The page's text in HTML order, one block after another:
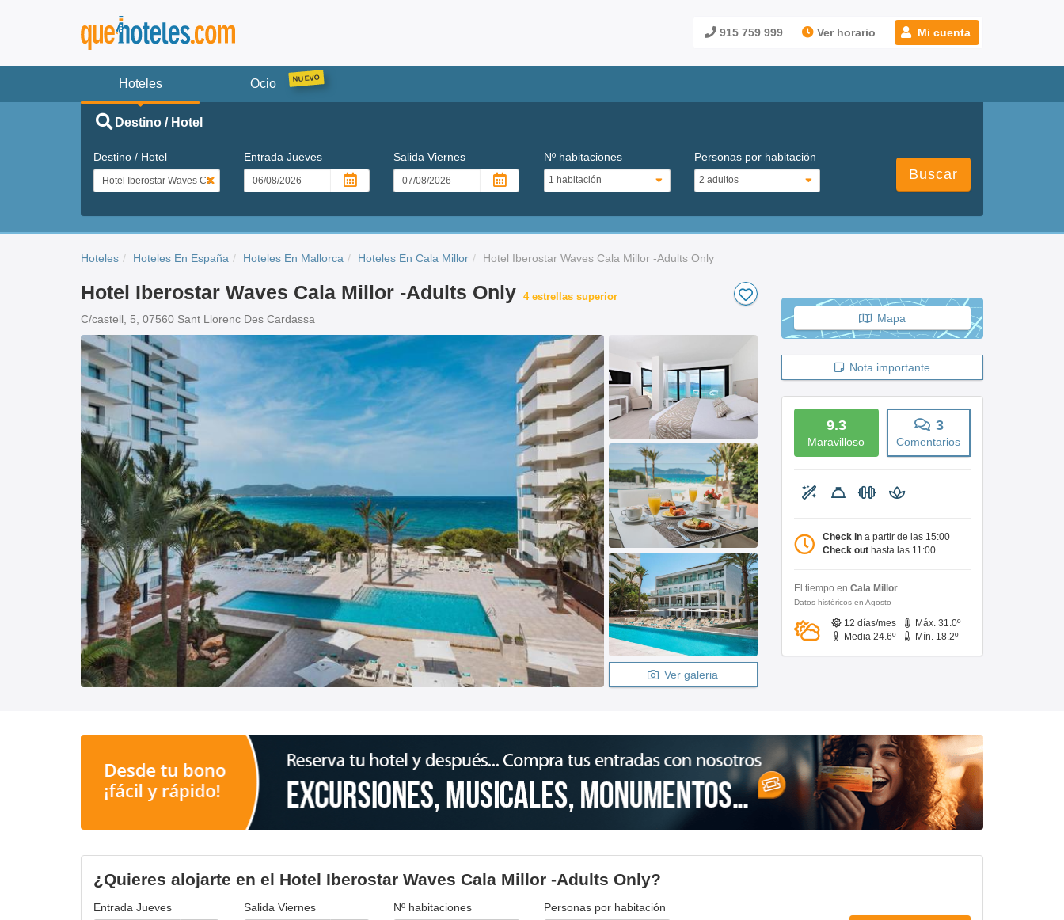
915 759 999 Ver horario Mi cuenta
Hoteles Ocio
Destino / Hotel
Destino / Hotel Entrada Jueves SalidaViernes Nº habitaciones Personas por habitación
Buscar
Hoteles Hoteles En España Hoteles En Mallorca Hoteles En Cala Millor Hotel Iberostar Waves Cala Millor -Adults Only
Hotel Iberostar Waves Cala Millor -Adults Only 4 estrellas superior
C/castell, 5, 07560 Sant Llorenc Des Cardassa
Ver galeria
Mapa
Nota importante
9.3
Maravilloso
3
Comentarios
Check in a partir de las 15:00
Check out hasta las 11:00
El tiempo en Cala Millor
Datos históricos en Agosto
12 días/mes
Máx. 31.0º
Media 24.6º
Mín. 18.2º
¿Quieres alojarte en el Hotel Iberostar Waves Cala Millor -Adults Only?
Entrada Jueves Salida Viernes Nº habitaciones
Personas por habitación